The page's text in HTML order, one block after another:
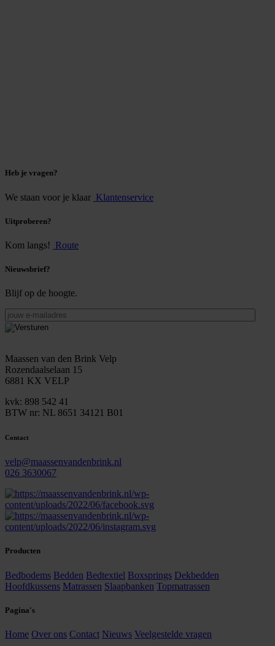
Heb je vragen?
We staan voor je klaar Klantenservice
Uitproberen?
Kom langs! Route
Nieuwsbrief?
Blijf op de hoogte.
jouw
e-
mailadres
Maassen van den Brink Velp
Rozendaalselaan 15
6881 KX VELP
kvk: 898 542 41
BTW nr: NL 8651 34121 B01
Contact
velp@maassenvandenbrink.nl
026 3630067
Producten
Bedbodems Bedden Bedtextiel Boxsprings Dekbedden
Hoofdkussens Matrassen Slaapbanken Topmatrassen
Pagina's
Home Over ons Contact Nieuws Veelgestelde vragen